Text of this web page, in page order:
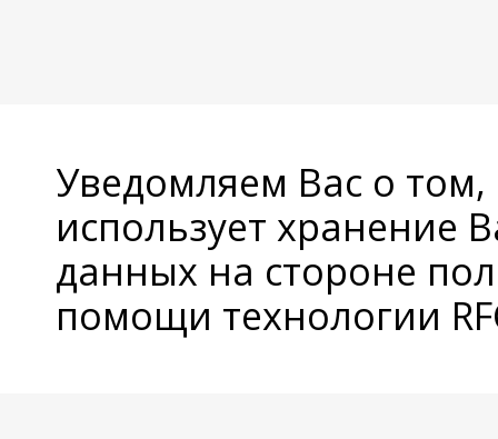
Уведомляем Вас о
использует хранение
данных на стороне
помощи технологии